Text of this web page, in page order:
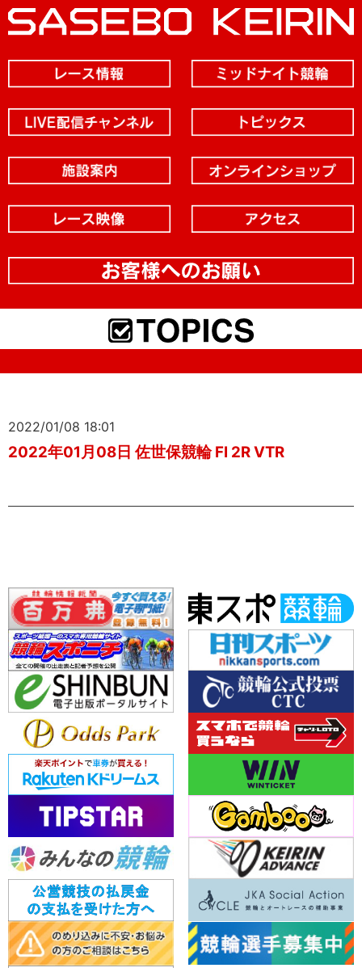
2022/01/08 18:01
2022年01月08日 佐世保競輪 FI 2R VTR